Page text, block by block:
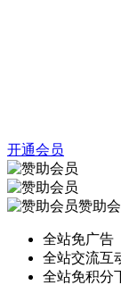
开通会员
赞助
全站免广告
全站交流互
全站免积分